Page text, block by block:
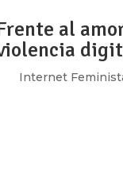
al
Internet